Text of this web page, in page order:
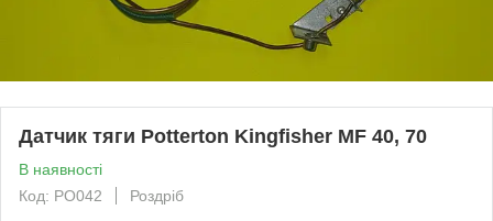
Датчик тяги Potterton Kingfisher MF 40, 70
В наявності
Код: PO042
Роздріб